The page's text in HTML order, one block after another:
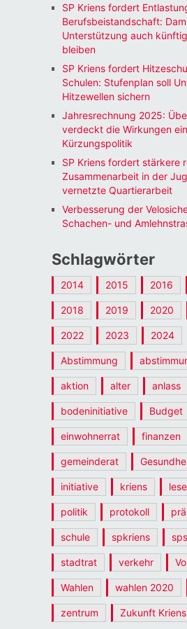
SP Kriens fordert
Berufsbeistandschaft:
Unterstützung auch
bleiben
SP Kriens fordert
Schulen: Stufenplan soll
Hitzewellen sichern
Jahresrechnung 2025:
verdeckt die Wirkungen
Kürzungspolitik
SP Kriens fordert stärkere
Zusammenarbeit in der
vernetzte Quartierarbeit
Verbesserung der
Schachen- und
Schlagwörter
2014 2015 2016
2018 2019 2020
2022 2023 2024
Abstimmung
aktion alter anlass
bodeninitiative Budget
einwohnerrat finanzen
gemeinderat
initiative kriens
politik protokoll
schule spkriens
stadtrat verkehr
Wahlen wahlen 2020
zentrum Zukunft Kriens